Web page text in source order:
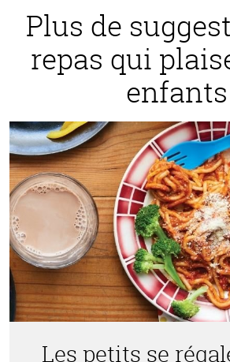
Plus de
repas qui
enfants
Les petits se